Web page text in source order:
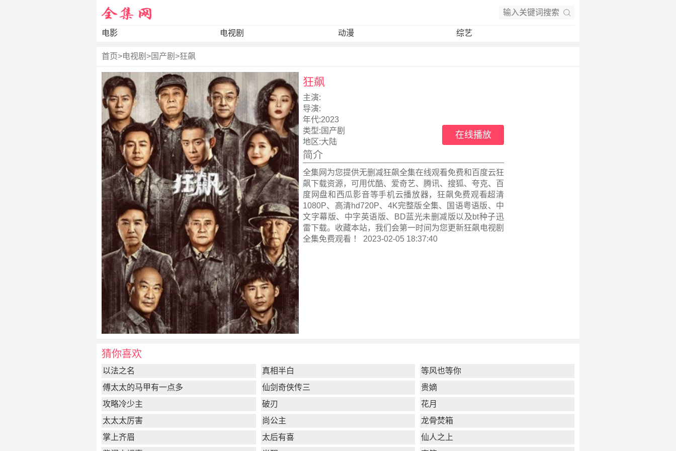
电影 电视剧 动漫 综艺
首页>电视剧 >国产剧 >狂飙
狂飙
主演:
导演:
年代:2023
类型: 国产剧
地区:大陆
在线播放
简介
全集网为您提供无删减狂飙全集在线观看免费和百度云狂
飙下载资源，可用优酷、爱奇艺、腾讯、搜狐、夸克、百
度网盘和西瓜影音等手机云播放器，狂飙免费观看超清
1080P、高清hd720P、4K完整版全集、国语粤语版、中
文字幕版、中字英语版、BD蓝光未删减版以及bt种子迅
雷下载。收藏本站，我们会第一时间为您更新狂飙电视剧
全集免费观看 ！ 2023-02-05 18:37:40
猜你喜欢
以法之名 真相半白
等风也等你
傅太太的马甲有一点多
仙剑奇侠传三
贵嫡
攻略冷少主
破刃
花月
太太太厉害
尚公主
龙骨焚箱
掌上齐眉
太后有喜
仙人之上